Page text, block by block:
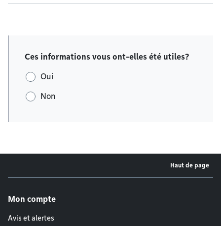
Ces informations vous ont-elles été utiles?
Oui
Non
Haut de page
Mon compte
Avis et alertes